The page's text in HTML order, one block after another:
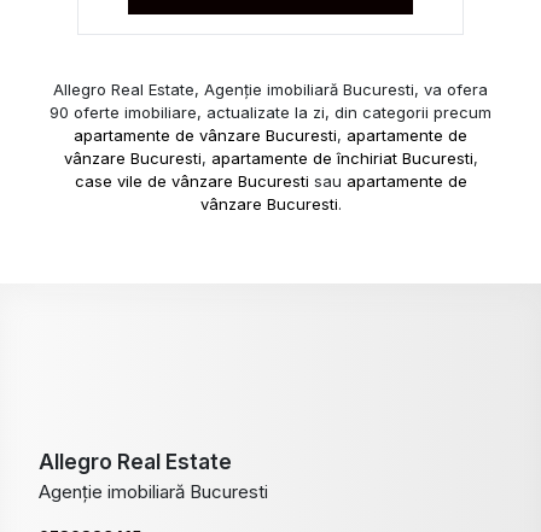
Allegro Real Estate, Agenție imobiliară Bucuresti, va ofera
90 oferte imobiliare, actualizate la zi, din categorii precum
apartamente de vânzare Bucuresti, apartamente de
vânzare Bucuresti, apartamente de închiriat Bucuresti,
case vile de vânzare Bucuresti sau apartamente de
vânzare Bucuresti.
Allegro Real Estate
Agenție imobiliară Bucuresti